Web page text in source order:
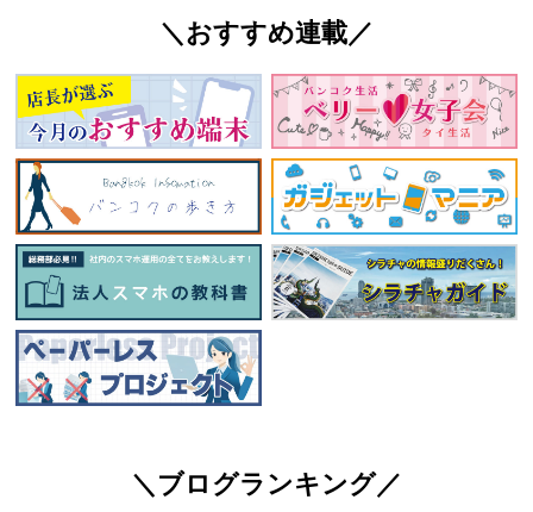
＼おすすめ連載／
＼ブログランキング／